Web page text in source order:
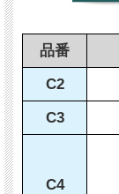
品番
C2
C3
C4